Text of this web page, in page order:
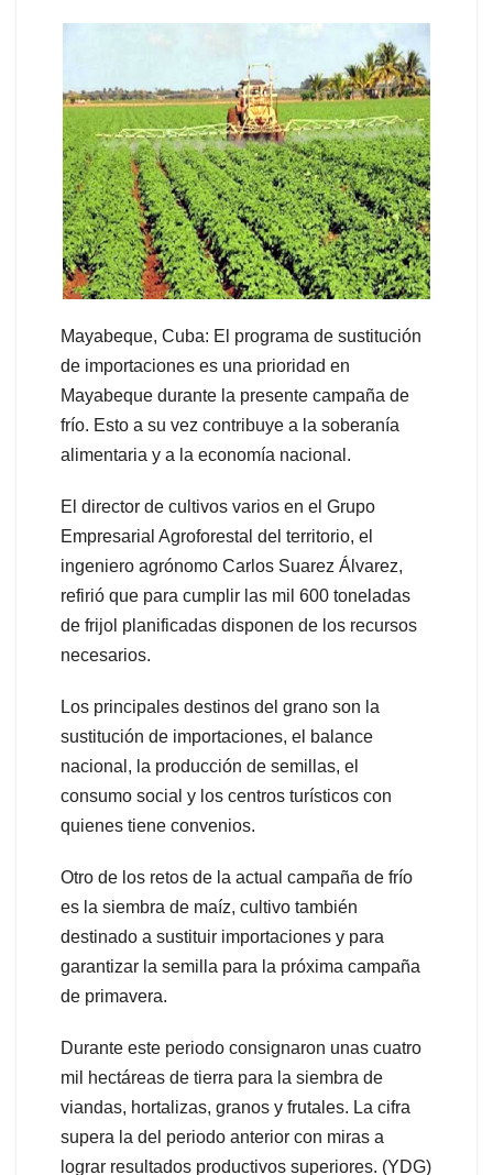
Mayabeque, Cuba: El programa de sustitución
de importaciones es una prioridad en
Mayabeque durante la presente campaña de
frío. Esto a su vez contribuye a la soberanía
alimentaria y a la economía nacional.
El director de cultivos varios en el Grupo
Empresarial Agroforestal del territorio, el
ingeniero agrónomo Carlos Suarez Álvarez,
refirió que para cumplir las mil 600 toneladas
de frijol planificadas disponen de los recursos
necesarios.
Los principales destinos del grano son la
sustitución de importaciones, el balance
nacional, la producción de semillas, el
consumo social y los centros turísticos con
quienes tiene convenios.
Otro de los retos de la actual campaña de frío
es la siembra de maíz, cultivo también
destinado a sustituir importaciones y para
garantizar la semilla para la próxima campaña
de primavera.
Durante este periodo consignaron unas cuatro
mil hectáreas de tierra para la siembra de
viandas, hortalizas, granos y frutales. La cifra
supera la del periodo anterior con miras a
lograr resultados productivos superiores. (YDG)